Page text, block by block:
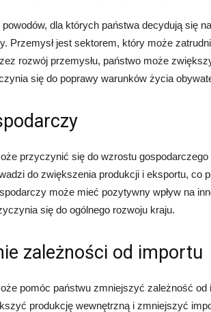
dla których państwa decydują się
Przemysł jest sektorem, który może
rozwój przemysłu, państwo może
się do poprawy warunków życia
przyczynić się do wzrostu
do zwiększenia produkcji i eksportu, co
może mieć pozytywny wpływ na
się do ogólnego rozwoju kraju.
zależności od importu
pomóc państwu zmniejszyć zależność od
produkcję wewnętrzną i zmniejszyć